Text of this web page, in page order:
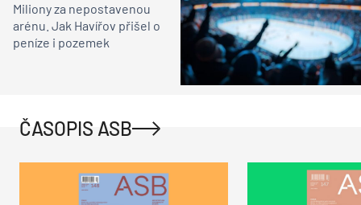
Miliony za nepostavenou
arénu. Jak Havířov přišel o
peníze i pozemek
ČASOPIS ASB